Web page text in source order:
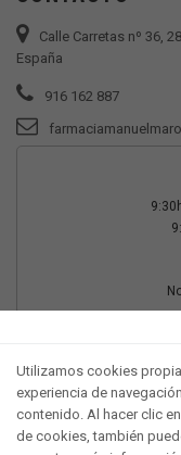
Calle Carretas nº 36,
España
916 162 887
Utilizamos cookies
experiencia de
contenido. Al hacer clic
de cookies, también